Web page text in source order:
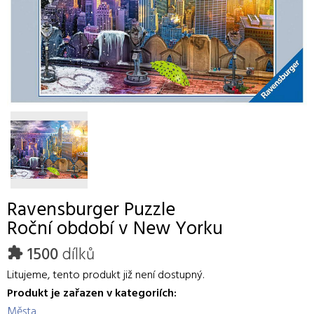
Ravensburger Puzzle
Roční období v New Yorku
1500dílků
Litujeme, tento produkt již není dostupný.
Produkt je zařazen v kategoriích: